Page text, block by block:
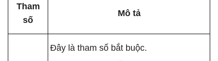
Tham
số
Mô tả
Đây là tham số bắt buộc.